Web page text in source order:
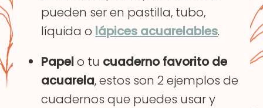
pueden ser en pastilla, tubo,
líquida o lápices acuarelables.
Papelo tu cuaderno favorito de
acuarela, estos son 2 ejemplos de
cuadernos que puedes usar y